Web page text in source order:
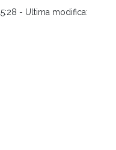
- Ultima modifica: